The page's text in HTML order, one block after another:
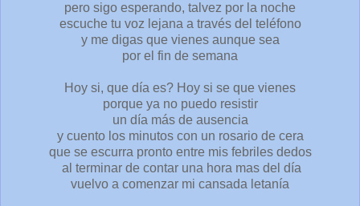
pero sigo esperando, talvez por la noche
escuche tu voz lejana a través del teléfono
y me digas que vienes aunque sea
por el fin de semana
Hoy si, que día es? Hoy si se que vienes
porque ya no puedo resistir
un día más de ausencia
y cuento los minutos con un rosario de cera
que se escurra pronto entre mis febriles dedos
al terminar de contar una hora mas del día
vuelvo a comenzar mi cansada letanía